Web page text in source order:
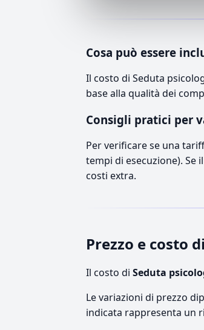
Cosa può essere
Il costo di Seduta
base alla qualità dei
Consigli pratici per
Per verificare se una
tempi di esecuzione). Se
costi extra.
Prezzo e costo
Il costo di Seduta
Le variazioni di prezzo
indicata rappresenta un